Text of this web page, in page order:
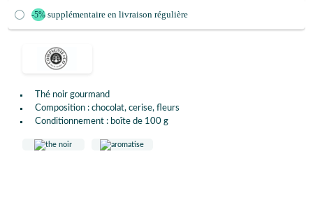
Thé noir gourmand
Composition : chocolat, cerise, fleurs
Conditionnement : boîte de 100 g
-5% supplémentaire en livraison régulière